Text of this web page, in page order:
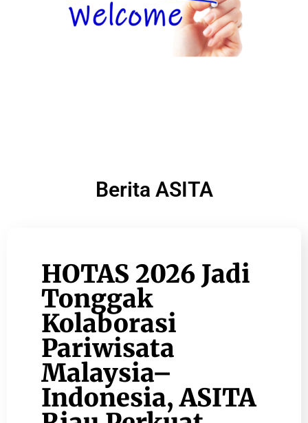
Berita ASITA
HOTAS 2026 Jadi
Tonggak
Kolaborasi
Pariwisata
Malaysia–
Indonesia, ASITA